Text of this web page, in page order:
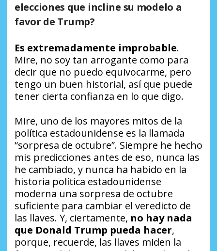
elecciones que incline su modelo a
favor de Trump?
Es extremadamente improbable.
Mire, no soy tan arrogante como para
decir que no puedo equivocarme, pero
tengo un buen historial, así que puede
tener cierta confianza en lo que digo.
Mire, uno de los mayores mitos de la
política estadounidense es la llamada
“sorpresa de octubre”. Siempre he hecho
mis predicciones antes de eso, nunca las
he cambiado, y nunca ha habido en la
historia política estadounidense
moderna una sorpresa de octubre
suficiente para cambiar el veredicto de
las llaves. Y, ciertamente, no hay nada
que Donald Trump pueda hacer,
porque, recuerde, las llaves miden la